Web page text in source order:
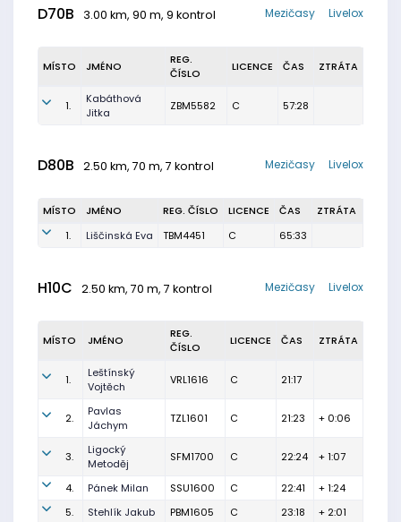
D70B 3.00 km, 90 m, 9 kontrol Livelox
Mezičasy
MÍSTO JMÉNO
REG.
ČÍSLO
LICENCE ČAS ZTRÁTA
1.
Kabáthová
Jitka
ZBM5582 C 57:28
D80B 2.50 km, 70 m, 7 kontrol Livelox
Mezičasy
MÍSTO JMÉNO REG. ČÍSLO LICENCE ČAS
ZTRÁTA
1.
Liščinská Eva TBM4451 C 65:33
H10C 2.50 km, 70 m, 7 kontrol Livelox
Mezičasy
MÍSTO JMÉNO
REG.
ČÍSLO
LICENCE ČAS ZTRÁTA
1.
Leštínský
Vojtěch
VRL1616 C 21:17
2.
Pavlas
Jáchym
TZL1601 C 21:23 + 0:06
3.
Ligocký
Metoděj
SFM1700 C 22:24 + 1:07
4. Pánek Milan SSU1600 C 22:41
+ 1:24
5.
Stehlík Jakub PBM1605 C 23:18
+ 2:01